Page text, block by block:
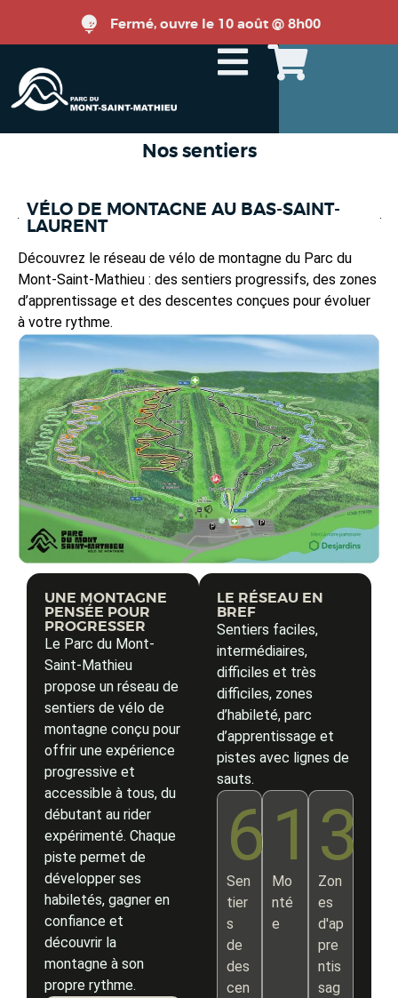
Fermé, ouvre le 10 août @ 8h00
Nos sentiers
VÉLO DE MONTAGNE AU BAS-SAINT-
LAURENT
Découvrez le réseau de vélo de montagne du Parc du
Mont-Saint-Mathieu : des sentiers progressifs, des zones
d’apprentissage et des descentes conçues pour évoluer
à votre rythme.
UNE MONTAGNE
PENSÉE POUR
PROGRESSER
Le Parc du Mont-
Saint-Mathieu
propose un réseau de
sentiers de vélo de
montagne conçu pour
offrir une expérience
progressive et
accessible à tous, du
débutant au rider
expérimenté. Chaque
piste permet de
développer ses
habiletés, gagner en
confiance et
découvrir la
montagne à son
propre rythme.
LE RÉSEAU EN
BREF
Sentiers faciles,
intermédiaires,
difficiles et très
difficiles, zones
d’habileté, parc
d’apprentissage et
pistes avec lignes de
sauts.
6
Sen
tier
s
de
des
cen
1
Mo
nté
e
3
Zon
es
d'ap
pre
ntis
sag